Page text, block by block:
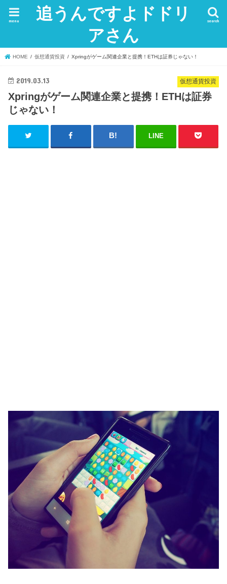
追うんですよドドリ
アさん
search
menu
HOME 仮想通貨投資 Xpringがゲーム関連企業と提携！ETHは証券じゃない！
仮想通貨投資
2019.03.13
Xpringがゲーム関連企業と提携！ETHは証券
じゃない！
LINE